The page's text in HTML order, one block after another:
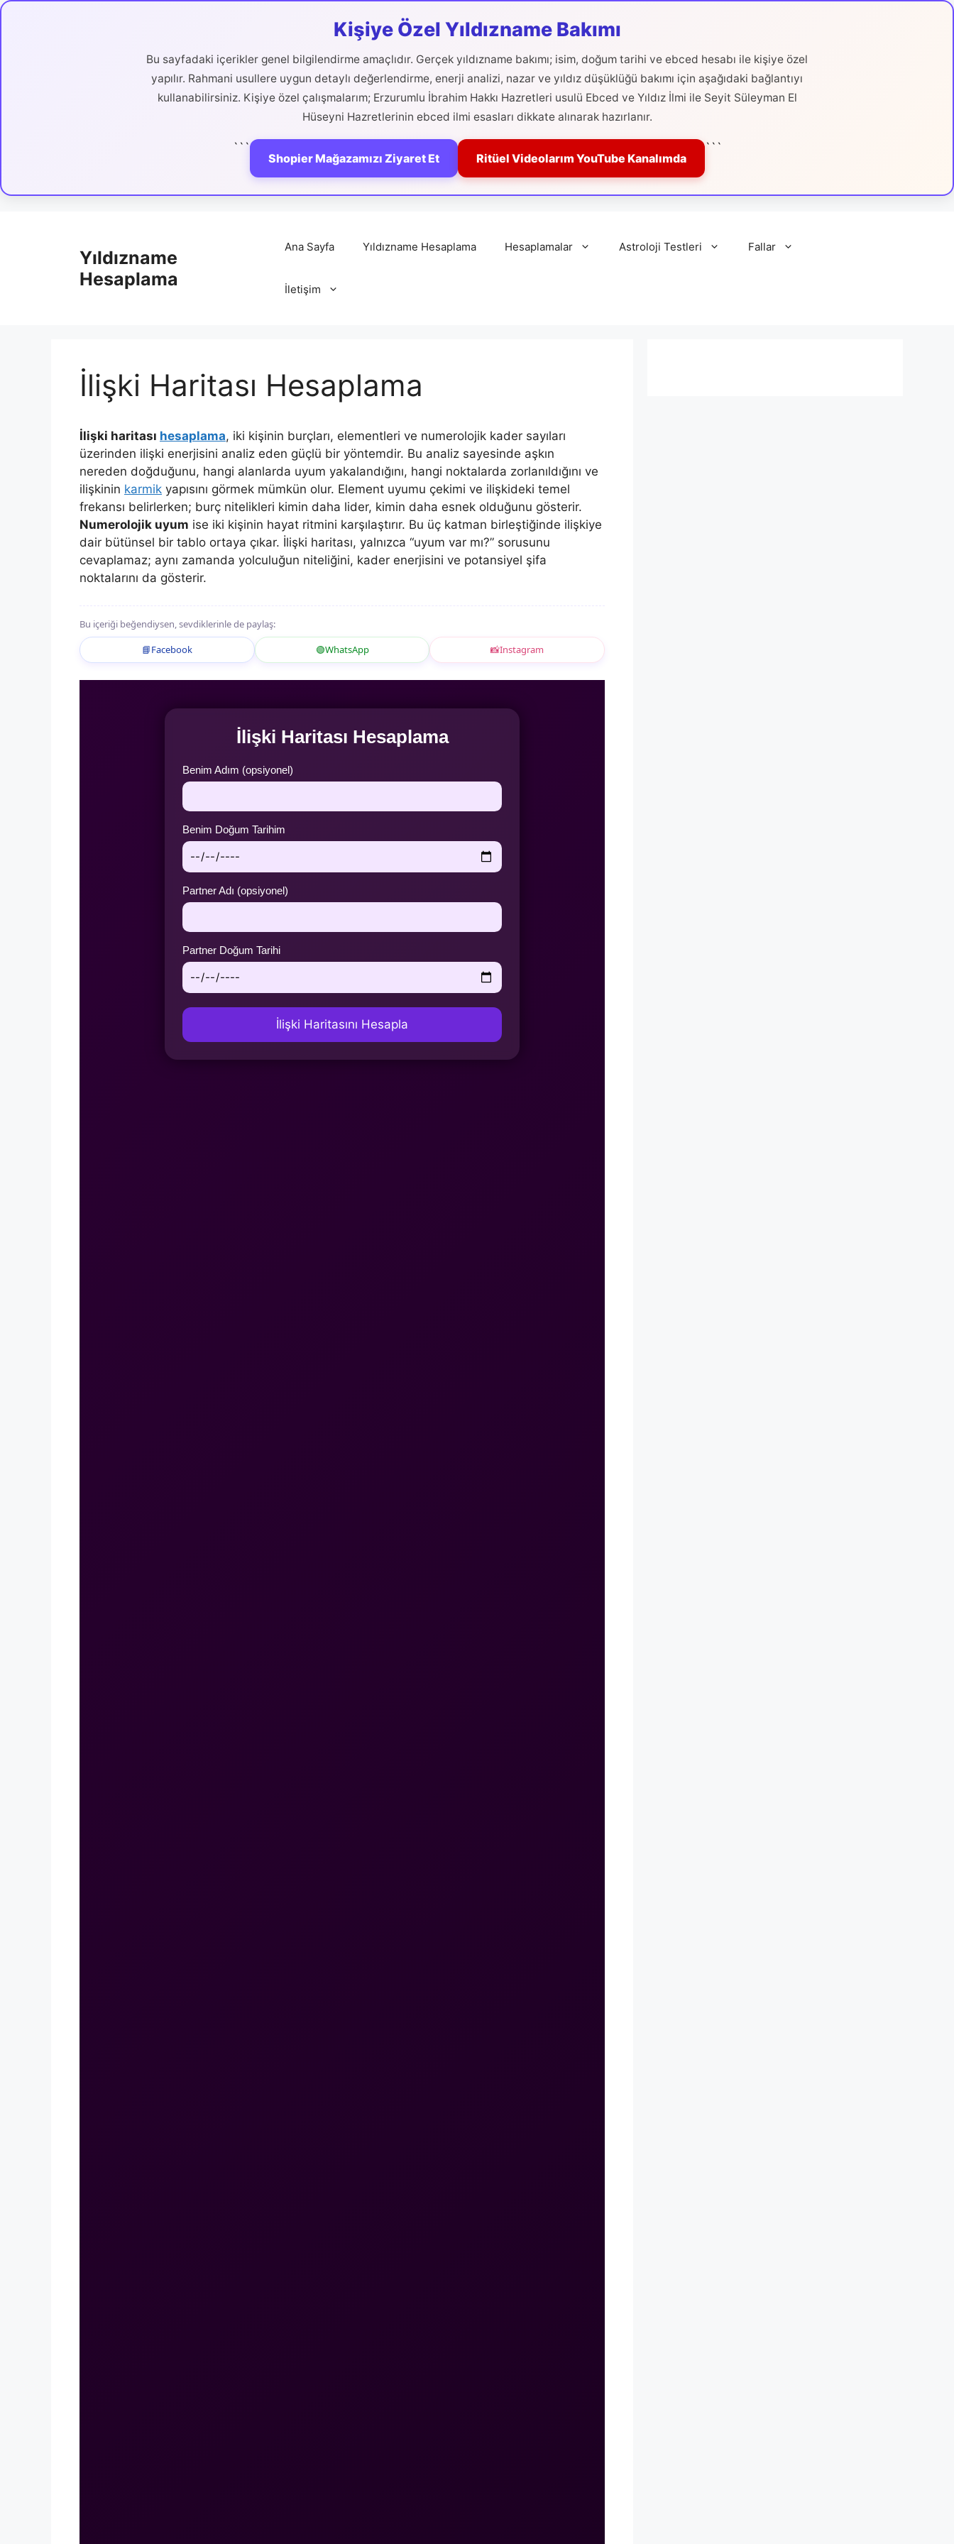
Kişiye Özel Yıldızname Bakımı
Bu sayfadaki içerikler genel bilgilendirme amaçlıdır. Gerçek yıldızname bakımı; isim, doğum tarihi ve ebced hesabı ile kişiye özel
yapılır. Rahmani usullere uygun detaylı değerlendirme, enerji analizi, nazar ve yıldız düşüklüğü bakımı için aşağıdaki bağlantıyı
kullanabilirsiniz. Kişiye özel çalışmalarım; Erzurumlu İbrahim Hakkı Hazretleri usulü Ebced ve Yıldız İlmi ile Seyit Süleyman El
Hüseyni Hazretlerinin ebced ilmi esasları dikkate alınarak hazırlanır.
```
Shopier Mağazamızı Ziyaret Et Ritüel Videolarım YouTube Kanalımda
```
Yıldızname
Hesaplama
Ana Sayfa Yıldızname Hesaplama Hesaplamalar Astroloji Testleri Fallar
İletişim
İlişki Haritası Hesaplama
İlişki haritası hesaplama, iki kişinin burçları, elementleri ve numerolojik kader sayıları
üzerinden ilişki enerjisini analiz eden güçlü bir yöntemdir. Bu analiz sayesinde aşkın
nereden doğduğunu, hangi alanlarda uyum yakalandığını, hangi noktalarda zorlanıldığını ve
ilişkinin karmik yapısını görmek mümkün olur. Element uyumu çekimi ve ilişkideki temel
frekansı belirlerken; burç nitelikleri kimin daha lider, kimin daha esnek olduğunu gösterir.
Numerolojik uyum ise iki kişinin hayat ritmini karşılaştırır. Bu üç katman birleştiğinde ilişkiye
dair bütünsel bir tablo ortaya çıkar. İlişki haritası, yalnızca “uyum var mı?” sorusunu
cevaplamaz; aynı zamanda yolculuğun niteliğini, kader enerjisini ve potansiyel şifa
noktalarını da gösterir.
Bu içeriği beğendiysen, sevdiklerinle de paylaş:
📘Facebook 🟢WhatsApp 📸Instagram
İlişki Haritası Hesaplama
Benim Adım (opsiyonel)
Benim Doğum Tarihim
Partner Adı (opsiyonel)
Partner Doğum Tarihi
İlişki Haritasını Hesapla